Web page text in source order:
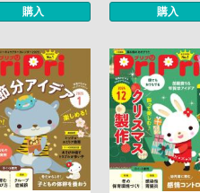
購入 購入